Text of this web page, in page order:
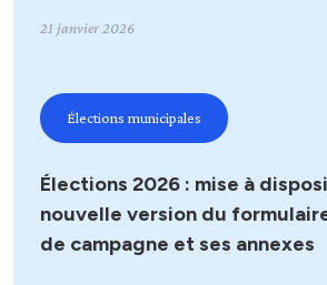
21 janvier 2026
Élections municipales
Élections 2026 : mise à
nouvelle version du
de campagne et ses annexes